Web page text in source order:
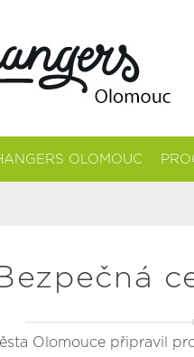
OLOMOUC
Olomouce připravil